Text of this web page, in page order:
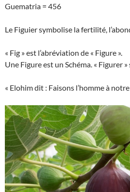
Guematria = 456
Le Figuier symbolise la fertilité,
« Fig » est l’abréviation de « Figure ».
Une Figure est un Schéma. « Figurer »
« Elohim dit : Faisons l’homme à